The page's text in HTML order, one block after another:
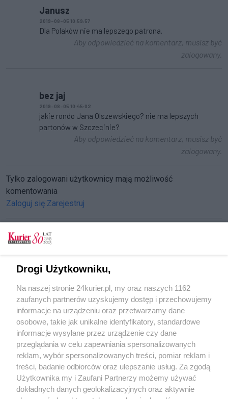
Janusz
2019-08-05 10:59:57
Dla Polaków nie ma lepszego patrona.
Aby odpowiedzieć na komentarz, musisz być
zalogowany.
bez jaj
2019-08-05 10:45:02
jakie rondo Jana Olszewskiego? nie ma lepszych
partonów w Szczecinie?
Aby odpowiedzieć na komentarz, musisz być
zalogowany.
Tylko zalogowani użytkownicy mają możliwość
komentowania
Zaloguj się Zarejestruj
Czerwcowe otwarcie i co dalej z przebudową ul.
Szafera?
Oferty na ul. Szafera może w maju
POGODA
17℃
Zobacz prognozę na 3 dni
Drogi Użytkowniku,
Na naszej stronie 24kurier.pl, my oraz naszych 1162
zaufanych partnerów uzyskujemy dostęp i przechowujemy
informacje na urządzeniu oraz przetwarzamy dane
osobowe, takie jak unikalne identyfikatory, standardowe
informacje wysyłane przez urządzenie czy dane
przeglądania w celu zapewniania spersonalizowanych
reklam, wybór spersonalizowanych treści, pomiar reklam i
treści, badanie odbiorców oraz ulepszanie usług. Za zgodą
Użytkownika my i Zaufani Partnerzy możemy używać
dokładnych danych geolokalizacyjnych oraz aktywnie